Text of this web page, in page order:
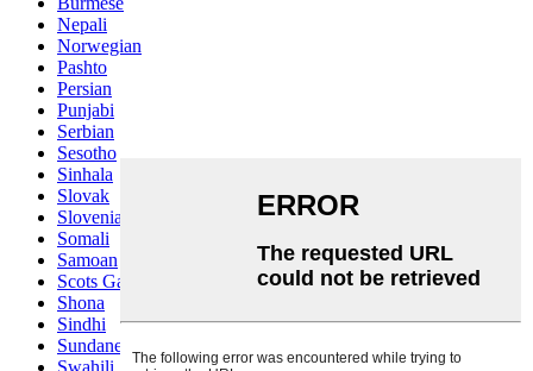
Nepali
Norwegian
Pashto
Persian
Punjabi
Serbian
Sesotho
Sinhala
Slovak
Slovenian
Somali
Samoan
Scots Gaelic
Shona
Sindhi
Sundanese